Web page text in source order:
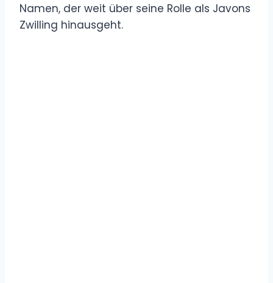
Namen, der weit über seine Rolle als Javons
Zwilling hinausgeht.